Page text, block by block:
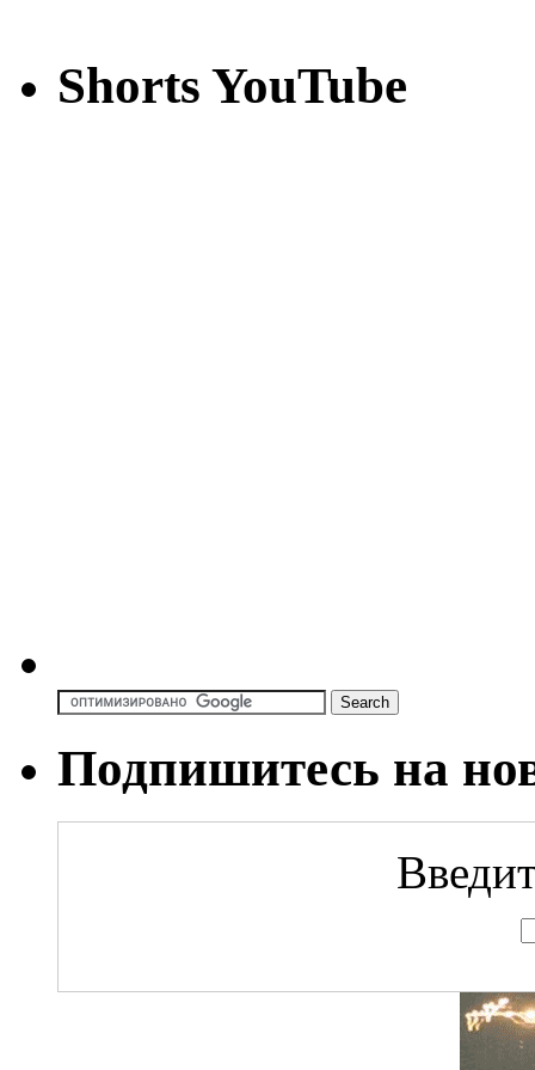
Shorts YouTube
Подпишитесь на